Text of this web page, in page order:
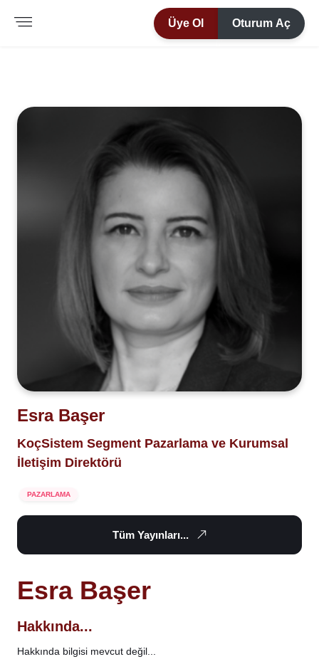
Üye Ol Oturum Aç
Esra Başer
KoçSistem Segment Pazarlama ve Kurumsal
İletişim Direktörü
PAZARLAMA
Tüm Yayınları...
Esra Başer
Hakkında...
Hakkında bilgisi mevcut değil...